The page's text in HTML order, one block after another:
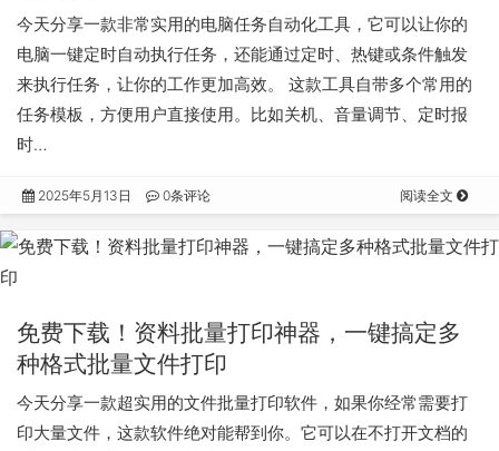
今天分享一款非常实用的电脑任务自动化工具，它可以让你的
电脑一键定时自动执行任务，还能通过定时、热键或条件触发
来执行任务，让你的工作更加高效。 这款工具自带多个常用的
任务模板，方便用户直接使用。比如关机、音量调节、定时报
时…
2025年5月13日 0条评论 阅读全文
免费下载！资料批量打印神器，一键搞定多
种格式批量文件打印
今天分享一款超实用的文件批量打印软件，如果你经常需要打
印大量文件，这款软件绝对能帮到你。它可以在不打开文档的